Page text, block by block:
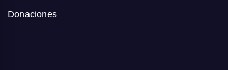
Donaciones